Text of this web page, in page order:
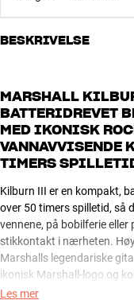
BESKRIVELSE
MARSHALL
BATTERIDREVET
MED IKONISK
VANNAVVISENDE
TIMERS
Kilburn III er en kompakt,
over 50 timers spilletid, så
vennene, på bobilferie
stikkontakt i nærheten.
Marshalls legendariske
ikonisk Marshall-logo og
foret med lekkert rødt velur
Les mer